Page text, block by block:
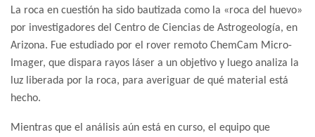
La roca en cuestión ha sido bautizada como la «roca del huevo»
por investigadores del Centro de Ciencias de Astrogeología, en
Arizona. Fue estudiado por el rover remoto ChemCam Micro-
Imager, que dispara rayos láser a un objetivo y luego analiza la
luz liberada por la roca, para averiguar de qué material está
hecho.
Mientras que el análisis aún está en curso, el equipo que